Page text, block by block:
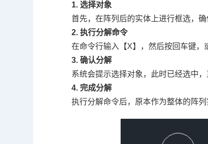
1. 选择对象
首先，在阵列后的实体上进行框选，确
2. 执行分解命令
在命令行输入【X】，然后按回车键，
3. 确认分解
系统会提示选择对象，此时已经选中，
4. 完成分解
执行分解命令后，原本作为整体的阵